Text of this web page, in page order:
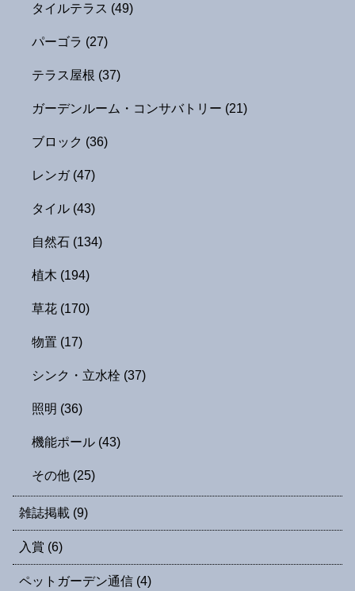
タイルテラス (49)
パーゴラ (27)
テラス屋根 (37)
ガーデンルーム・コンサバトリー (21)
ブロック (36)
レンガ (47)
タイル (43)
自然石 (134)
植木 (194)
草花 (170)
物置 (17)
シンク・立水栓 (37)
照明 (36)
機能ポール (43)
その他 (25)
雑誌掲載 (9)
入賞 (6)
ペットガーデン通信 (4)